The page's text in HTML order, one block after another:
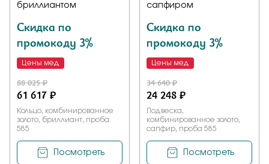
бриллиантом
Скидка по
промокоду 3%
Цены мед
88 025 ₽
61 617 ₽
Кольцо, комбинированное
золото, бриллиант, проба
585
Посмотреть
сапфиром
Скидка по
промокоду 3%
Цены мед
34 640 ₽
24 248 ₽
Подвеска,
комбинированное золото,
сапфир, проба 585
Посмотреть